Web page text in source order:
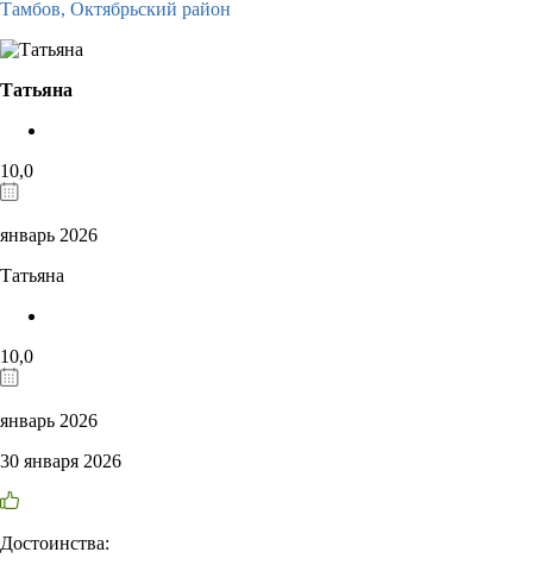
Тамбов, Октябрьский район
Татьяна
10,0
январь 2026
Татьяна
10,0
январь 2026
30 января 2026
Достоинства: